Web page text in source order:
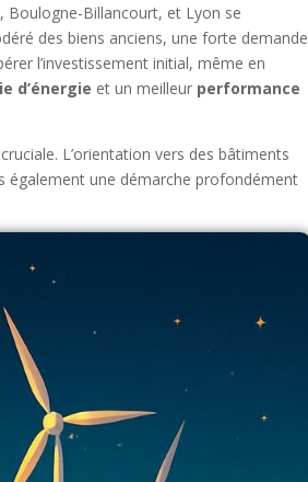
Boulogne-Billancourt, et Lyon se
des biens anciens, une forte demande
l’investissement initial, même en
d’énergie et un meilleur performance
L’orientation vers des bâtiments
également une démarche profondément